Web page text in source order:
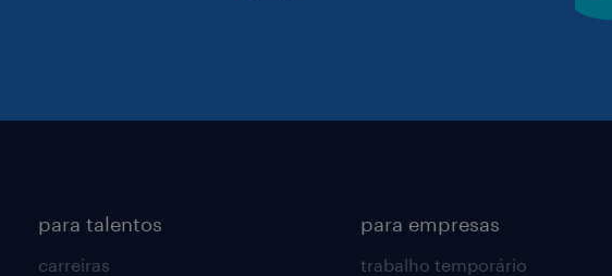
para talentos
carreiras
para empresas
trabalho temporário